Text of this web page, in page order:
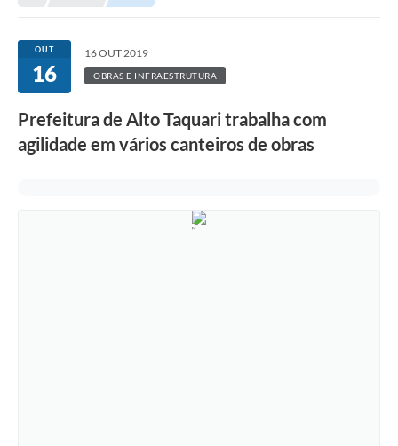
OUT
16
16 OUT 2019
OBRAS E INFRAESTRUTURA
Prefeitura de Alto Taquari trabalha com
agilidade em vários canteiros de obras